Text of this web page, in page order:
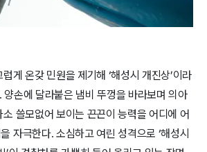
게 온갖 민원을 제기해 ‘해성시 개진상’이라
양손에 달라붙은 냄비 뚜껑을 바라보며 의아
쓸모없어 보이는 끈끈이 능력을 어디에 어
자극한다. 소심하고 여린 성격으로 ‘해성시